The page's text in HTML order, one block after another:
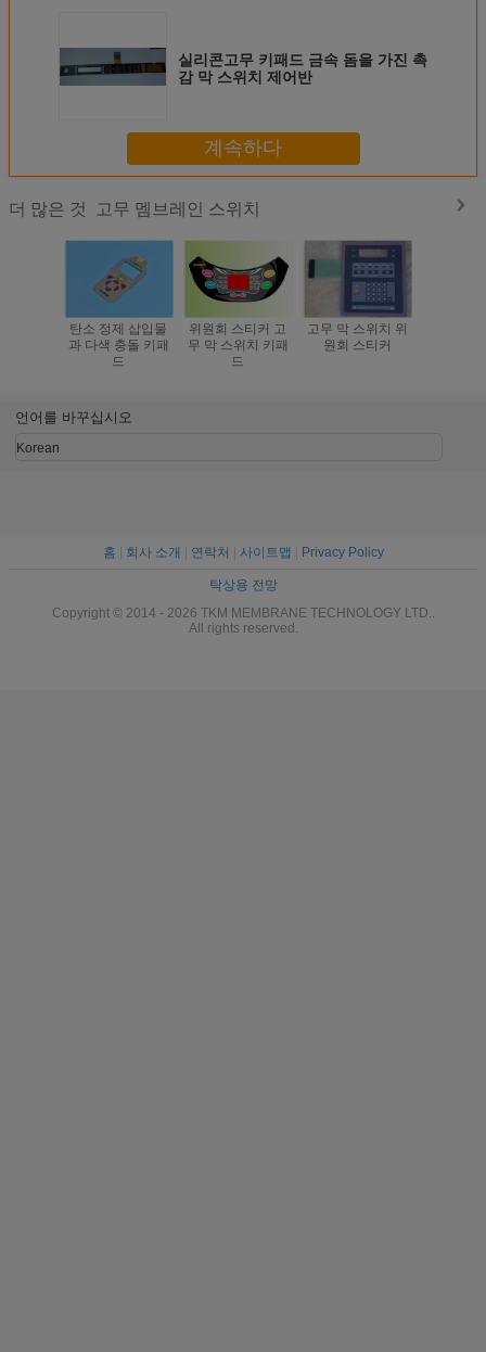
실리콘고무 키패드 금속 돔을 가진 촉
감 막 스위치 제어반
계속하다
더 많은 것 고무 멤브레인 스위치
탄소 정제 삽입물
과 다색 충돌 키패
드
위원회 스티커 고
무 막 스위치 키패
드
고무 막 스위치 위
원회 스티커
언어를 바꾸십시오
Korean
홈 회사 소개 연락처 사이트맵 Privacy Policy
탁상용 전망
Copyright © 2014 - 2026 TKM MEMBRANE TECHNOLOGY LTD..
All rights reserved.